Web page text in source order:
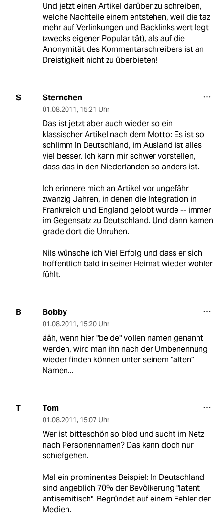
Und jetzt einen Artikel darüber zu schreiben,
welche Nachteile einem entstehen, weil die taz
mehr auf Verlinkungen und Backlinks wert legt
(zwecks eigener Popularität), als auf die
Anonymität des Kommentarschreibers ist an
Dreistigkeit nicht zu überbieten!
S Sternchen
01.08.2011, 15:21 Uhr
Das ist jetzt aber auch wieder so ein
klassischer Artikel nach dem Motto: Es ist so
schlimm in Deutschland, im Ausland ist alles
viel besser. Ich kann mir schwer vorstellen,
dass das in den Niederlanden so anders ist.
Ich erinnere mich an Artikel vor ungefähr
zwanzig Jahren, in denen die Integration in
Frankreich und England gelobt wurde -- immer
im Gegensatz zu Deutschland. Und dann kamen
grade dort die Unruhen.
Nils wünsche ich Viel Erfolg und dass er sich
hoffentlich bald in seiner Heimat wieder wohler
fühlt.
B Bobby
01.08.2011, 15:20 Uhr
ääh, wenn hier "beide" vollen namen genannt
werden, wird man ihn nach der Umbenennung
wieder finden können unter seinem "alten"
Namen...
T Tom
01.08.2011, 15:07 Uhr
Wer ist bitteschön so blöd und sucht im Netz
nach Personennamen? Das kann doch nur
schiefgehen.
Mal ein prominentes Beispiel: In Deutschland
sind angeblich 70% der Bevölkerung "latent
antisemitisch". Begründet auf einem Fehler der
Medien.